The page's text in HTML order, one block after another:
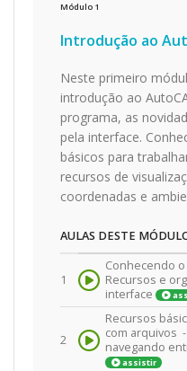
Módulo 1
Introdução ao
Neste primeiro
introdução ao
programa, as
pela interface.
básicos para
recursos de
coordenadas e
AULAS DESTE
1
Conhecendo
Recursos e
interface
2
Recursos
com arquivos -
navegando
assistir